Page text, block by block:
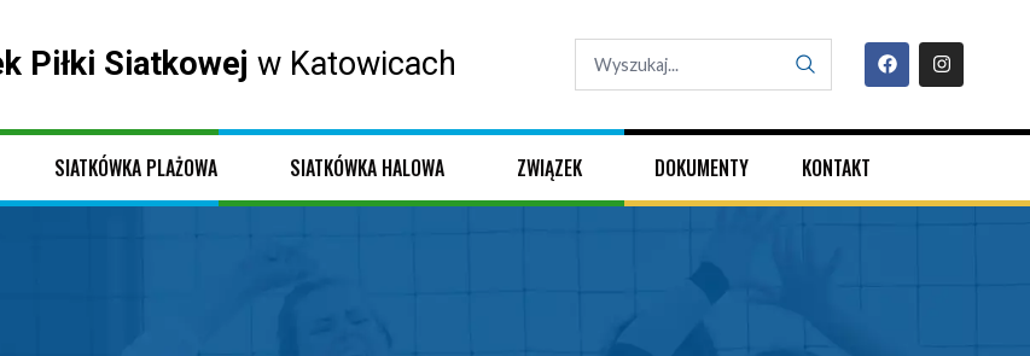
Piłki Siatkowej w Katowicach
SIATKÓWKA PLAŻOWA SIATKÓWKA HALOWA ZWIĄZEK DOKUMENTY KONTAKT